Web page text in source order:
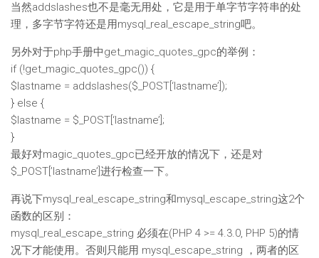
当然addslashes也不是毫无用处，它是用于单字节字符串的处
理，多字节字符还是用mysql_real_escape_string吧。
另外对于php手册中get_magic_quotes_gpc的举例：
if (!get_magic_quotes_gpc()) {
$lastname = addslashes($_POST[‘lastname’]);
} else {
$lastname = $_POST[‘lastname’];
}
最好对magic_quotes_gpc已经开放的情况下，还是对
$_POST[’lastname’]进行检查一下。
再说下mysql_real_escape_string和mysql_escape_string这2个
函数的区别：
mysql_real_escape_string 必须在(PHP 4 >= 4.3.0, PHP 5)的情
况下才能使用。否则只能用 mysql_escape_string ，两者的区